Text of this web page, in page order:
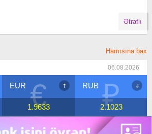
Ətraflı
Hamısına bax
06.08.2026
€
EUR
1.9633 ₽
RUB
2.1023